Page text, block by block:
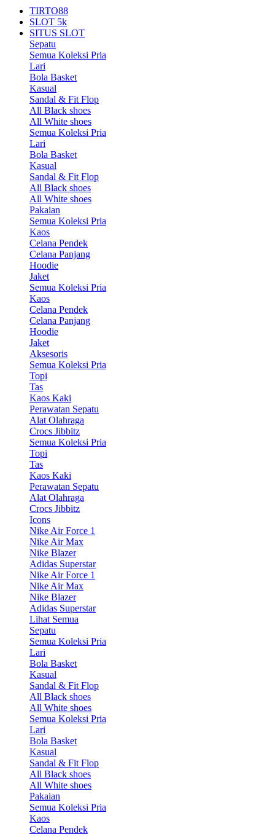
TIRTO88
SLOT 5k
SITUS SLOT
Sepatu
Semua Koleksi Pria
Lari
Bola Basket
Kasual
Sandal & Fit Flop
All Black shoes
All White shoes
Semua Koleksi Pria
Lari
Bola Basket
Kasual
Sandal & Fit Flop
All Black shoes
All White shoes
Pakaian
Semua Koleksi Pria
Kaos
Celana Pendek
Celana Panjang
Hoodie
Jaket
Semua Koleksi Pria
Kaos
Celana Pendek
Celana Panjang
Hoodie
Jaket
Aksesoris
Semua Koleksi Pria
Topi
Tas
Kaos Kaki
Perawatan Sepatu
Alat Olahraga
Crocs Jibbitz
Semua Koleksi Pria
Topi
Tas
Kaos Kaki
Perawatan Sepatu
Alat Olahraga
Crocs Jibbitz
Icons
Nike Air Force 1
Nike Air Max
Nike Blazer
Adidas Superstar
Nike Air Force 1
Nike Air Max
Nike Blazer
Adidas Superstar
Lihat Semua
Sepatu
Semua Koleksi Pria
Lari
Bola Basket
Kasual
Sandal & Fit Flop
All Black shoes
All White shoes
Semua Koleksi Pria
Lari
Bola Basket
Kasual
Sandal & Fit Flop
All Black shoes
All White shoes
Pakaian
Semua Koleksi Pria
Kaos
Celana Pendek